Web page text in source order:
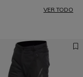
VER TODO